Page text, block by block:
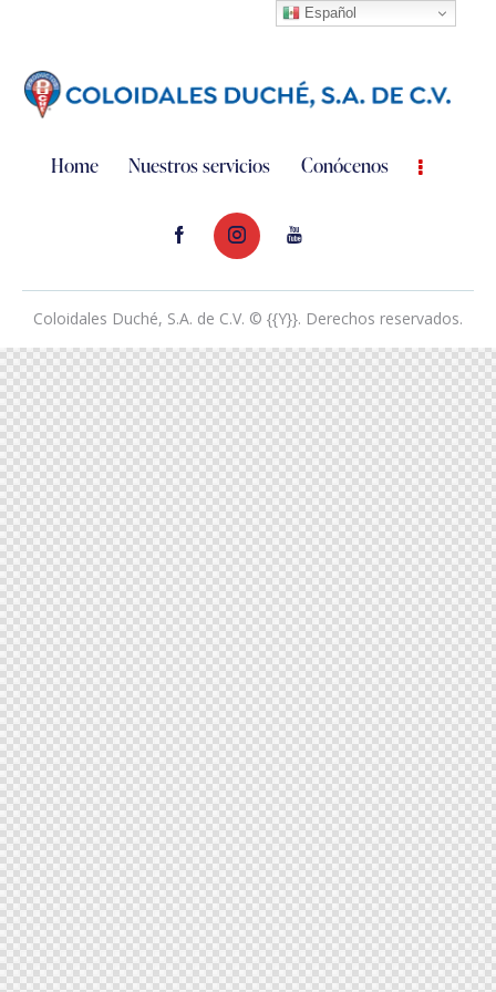
Home Nuestros servicios Conócenos
Coloidales Duché, S.A. de C.V. © {{Y}}. Derechos reservados.
Español